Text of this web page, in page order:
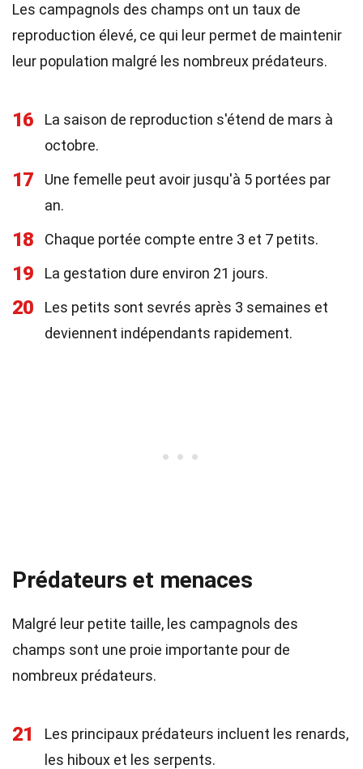
Les campagnols des champs ont un taux de
reproduction élevé, ce qui leur permet de maintenir
leur population malgré les nombreux prédateurs.
16
La saison de reproduction s'étend de mars à
octobre.
17
Une femelle peut avoir jusqu'à 5 portées par
an.
18 Chaque portée compte entre 3 et 7 petits.
19 La gestation dure environ 21 jours.
20
Les petits sont sevrés après 3 semaines et
deviennent indépendants rapidement.
Prédateurs et menaces
Malgré leur petite taille, les campagnols des
champs sont une proie importante pour de
nombreux prédateurs.
21
Les principaux prédateurs incluent les renards,
les hiboux et les serpents.